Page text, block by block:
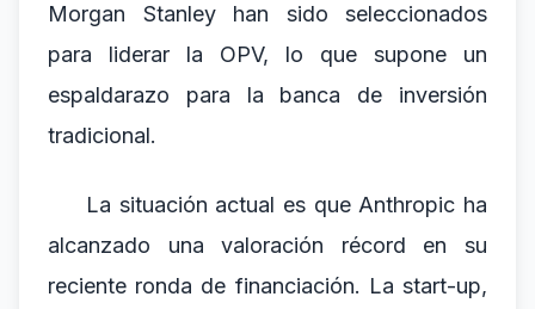
Morgan Stanley han sido seleccionados
para liderar la OPV, lo que supone un
espaldarazo para la banca de inversión
tradicional.
La situación actual es que Anthropic ha
alcanzado una valoración récord en su
reciente ronda de financiación. La start-up,